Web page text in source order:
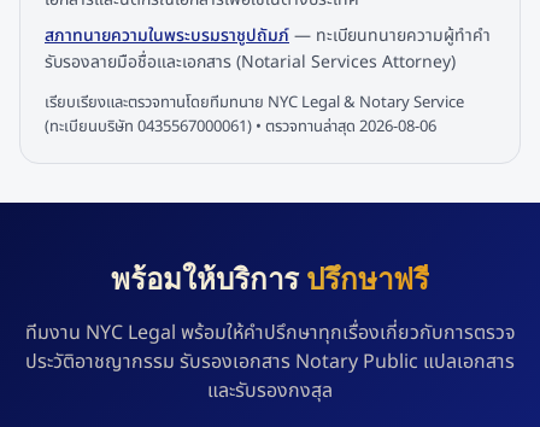
สภาทนายความในพระบรมราชูปถัมภ์— ทะเบียนทนายความผู้ทำคำ
รับรองลายมือชื่อและเอกสาร (Notarial Services Attorney)
เรียบเรียงและตรวจทานโดยทีมทนาย NYC Legal & Notary Service
(ทะเบียนบริษัท 0435567000061) • ตรวจทานล่าสุด 2026-08-06
พร้อมให้บริการปรึกษาฟรี
ทีมงาน NYC Legal พร้อมให้คำปรึกษาทุกเรื่องเกี่ยวกับการตรวจ
ประวัติอาชญากรรม รับรองเอกสาร Notary Public แปลเอกสาร
และรับรองกงสุล